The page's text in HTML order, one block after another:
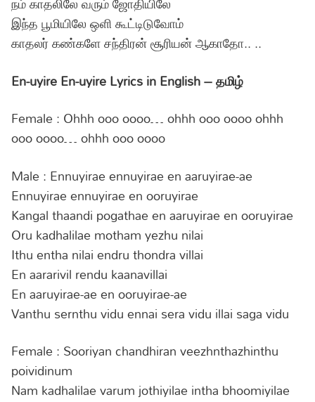
இந்த பூமியிலே ஒளி கூட்டிடுவோம்
காதலர் கண்களே சந்திரன் சூரியன் ஆகாதோ.. ..
En-uyire En-uyire Lyrics in English – தமிழ்
Female : Ohhh ooo oooo… ohhh ooo oooo ohhh
ooo oooo… ohhh ooo oooo
Male : Ennuyirae ennuyirae en aaruyirae-ae
Ennuyirae ennuyirae en ooruyirae
Kangal thaandi pogathae en aaruyirae en ooruyirae
Oru kadhalilae motham yezhu nilai
Ithu entha nilai endru thondra villai
En aararivil rendu kaanavillai
En aaruyirae-ae en ooruyirae-ae
Vanthu sernthu vidu ennai sera vidu illai saga vidu
Female : Sooriyan chandhiran veezhnthazhinthu
poividinum
Nam kadhalilae varum jothiyilae intha bhoomiyilae